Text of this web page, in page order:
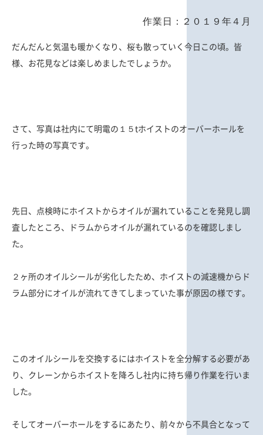
作業日：２０１９年４月
だんだんと気温も暖かくなり、桜も散っていく今日この頃。皆
様、お花見などは楽しめましたでしょうか。
さて、写真は社内にて明電の１５tホイストのオーバーホールを
行った時の写真です。
先日、点検時にホイストからオイルが漏れていることを発見し調
査したところ、ドラムからオイルが漏れているのを確認しまし
た。
２ヶ所のオイルシールが劣化したため、ホイストの減速機からド
ラム部分にオイルが流れてきてしまっていた事が原因の様です。
このオイルシールを交換するにはホイストを全分解する必要があ
り、クレーンからホイストを降ろし社内に持ち帰り作業を行いま
した。
そしてオーバーホールをするにあたり、前々から不具合となって